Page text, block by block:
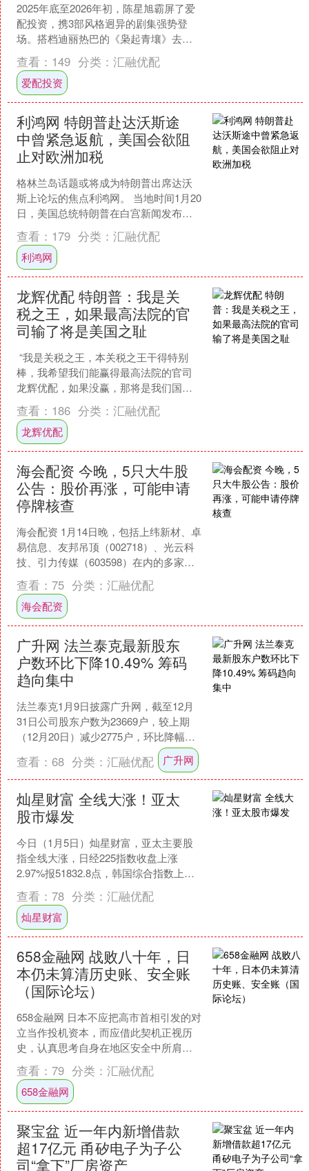
2025年底至2026年初，陈星旭霸屏了爱
配投资，携3部风格迥异的剧集强势登
场。搭档迪丽热巴的《枭起青壤》去年
11月播出，和卢昱晓主演的《轧戏》刚
完结，搭档王玉....
查看： 149 分类： 汇融优配
爱配投资
利鸿网 特朗普赴达沃斯途
中曾紧急返航，美国会欲阻
止对欧洲加税
格林兰岛话题或将成为特朗普出席达沃
斯上论坛的焦点利鸿网。 当地时间1月20
日，美国总统特朗普在白宫新闻发布会
上表示，美国将就格陵兰岛的归属问题
制定一个“让北约非....
查看： 179 分类： 汇融优配
利鸿网
龙辉优配 特朗普：我是关
税之王，如果最高法院的官
司输了将是美国之耻
“我是关税之王，本关税之王干得特别
棒，我希望我们能赢得最高法院的官司
龙辉优配，如果没赢，那将是我们国家
的耻辱，”特朗普在白宫活动上说道。....
查看： 186 分类： 汇融优配
龙辉优配
海会配资 今晚，5只大牛股
公告：股价再涨，可能申请
停牌核查
海会配资 1月14日晚，包括上纬新材、卓
易信息、友邦吊顶（002718）、光云科
技、引力传媒（603598）在内的多家上
市公司公告提示风险称，如公司股价进
一步上....
查看： 75 分类： 汇融优配
海会配资
广升网 法兰泰克最新股东
户数环比下降10.49% 筹码
趋向集中
法兰泰克1月9日披露广升网，截至12月
31日公司股东户数为23669户，较上期
（12月20日）减少2775户，环比降幅为
10.49%。这已是该公司股东户数连续
第....
查看： 68 分类： 汇融优配 广升网
灿星财富 全线大涨！亚太
股市爆发
今日（1月5日）灿星财富，亚太主要股
指全线大涨，日经225指数收盘上涨
2.97%报51832.8点，韩国综合指数上涨
3.43%报4457.52点，续创历史新高。....
查看： 78 分类： 汇融优配
灿星财富
658金融网 战败八十年，日
本仍未算清历史账、安全账
（国际论坛）
658金融网 日本不应把高市首相引发的对
立当作投机资本，而应借此契机正视历
史，认真思考自身在地区安全中所肩负
的责任 今年是世界反法西斯战争胜利80
周年，日本必须....
查看： 79 分类： 汇融优配
658金融网
聚宝盆 近一年内新增借款
超17亿元 甬矽电子为子公
司“拿下”厂房资产